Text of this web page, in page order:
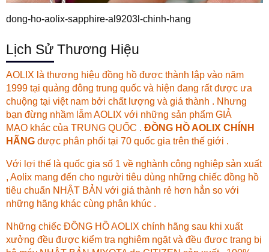
dong-ho-aolix-sapphire-al9203l-chinh-hang
Lịch Sử Thương Hiệu
AOLIX là thương hiệu đồng hồ được thành lập vào năm
1999 tại quảng đông trung quốc và hiện đang rất được ưa
chuộng tại việt nam bởi chất lượng và giá thành . Nhưng
bạn đừng nhầm lẫm AOLIX với những sản phẩm GIẢ
MẠO khác của TRUNG QUỐC . ĐỒNG HỒ AOLIX CHÍNH
HÃNG được phân phối tại 70 quốc gia trên thế giới .
Với lợi thế là quốc gia số 1 về nghành công nghiệp sản xuất
, Aolix mang đến cho người tiêu dùng những chiếc đồng hồ
tiêu chuẩn NHẬT BẢN với giá thành rẻ hơn hẳn so với
những hãng khác cùng phân khúc .
Những chiếc ĐỒNG HỒ AOLIX chính hãng sau khi xuất
xưởng đều được kiểm tra nghiêm ngặt và đều đươc trang bị